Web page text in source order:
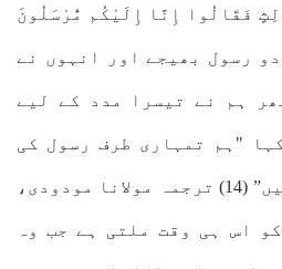
فَقَالُوا إِنَّا إِلَيْكُم مُّرْسَلُونَ
دو رسول بھیجے اور انہوں نے
ہم نے تیسرا مدد کے لیے
"ہم تمہاری طرف رسول کی
حیثیت سے بھیجے گئے ہیں” (14) ترجمہ مولانا مودودی،
اس ہی وقت ملتی ہے جب وہ